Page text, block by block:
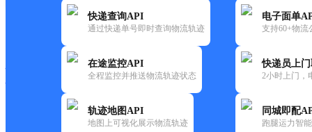
快递查询API
通过快递单号即时查询物流轨迹
在途监控API
全程监控并推送物流轨迹状态
轨迹地图API
地图上可视化展示物流轨迹
电子面单
支持60+物流
快递员上
2小时上门，
同城即配
跑腿运力智
快运大全 快递时效